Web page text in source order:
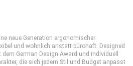
neue Generation ergonomischer
und wohnlich anstatt bürohaft. Designed
dem German Design Award und individuell
, die sich jedem Stil und Budget anpasst